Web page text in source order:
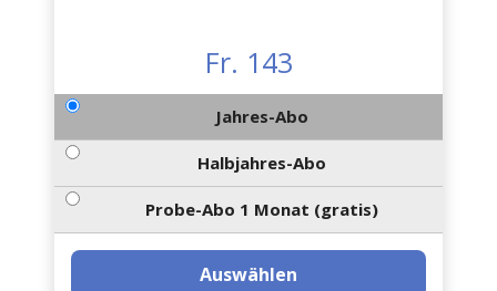
Fr. 143
Jahres-Abo
Halbjahres-Abo
Probe-Abo 1 Monat (gratis)
Auswählen